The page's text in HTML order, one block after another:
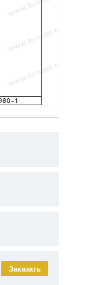
Заказать